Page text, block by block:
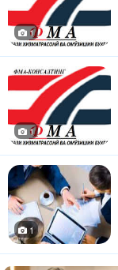
1
1
1